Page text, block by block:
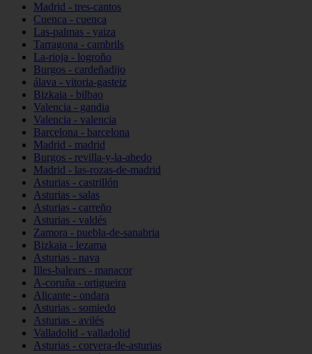
Madrid - tres-cantos
Cuenca - cuenca
Las-palmas - yaiza
Tarragona - cambrils
La-rioja - logroño
Burgos - cardeñadijo
álava - vitoria-gasteiz
Bizkaia - bilbao
Valencia - gandia
Valencia - valencia
Barcelona - barcelona
Madrid - madrid
Burgos - revilla-y-la-ahedo
Madrid - las-rozas-de-madrid
Asturias - castrillón
Asturias - salas
Asturias - carreño
Asturias - valdés
Zamora - puebla-de-sanabria
Bizkaia - lezama
Asturias - nava
Illes-balears - manacor
A-coruña - ortigueira
Alicante - ondara
Asturias - somiedo
Asturias - avilés
Valladolid - valladolid
Asturias - corvera-de-asturias